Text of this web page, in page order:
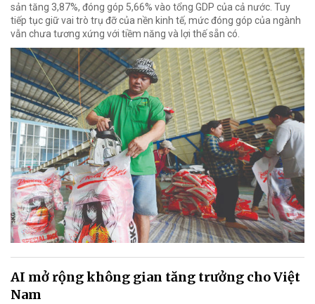
sản tăng 3,87%, đóng góp 5,66% vào tổng GDP của cả nước. Tuy
tiếp tục giữ vai trò trụ đỡ của nền kinh tế, mức đóng góp của ngành
vẫn chưa tương xứng với tiềm năng và lợi thế sẵn có.
AI mở rộng không gian tăng trưởng cho Việt
Nam